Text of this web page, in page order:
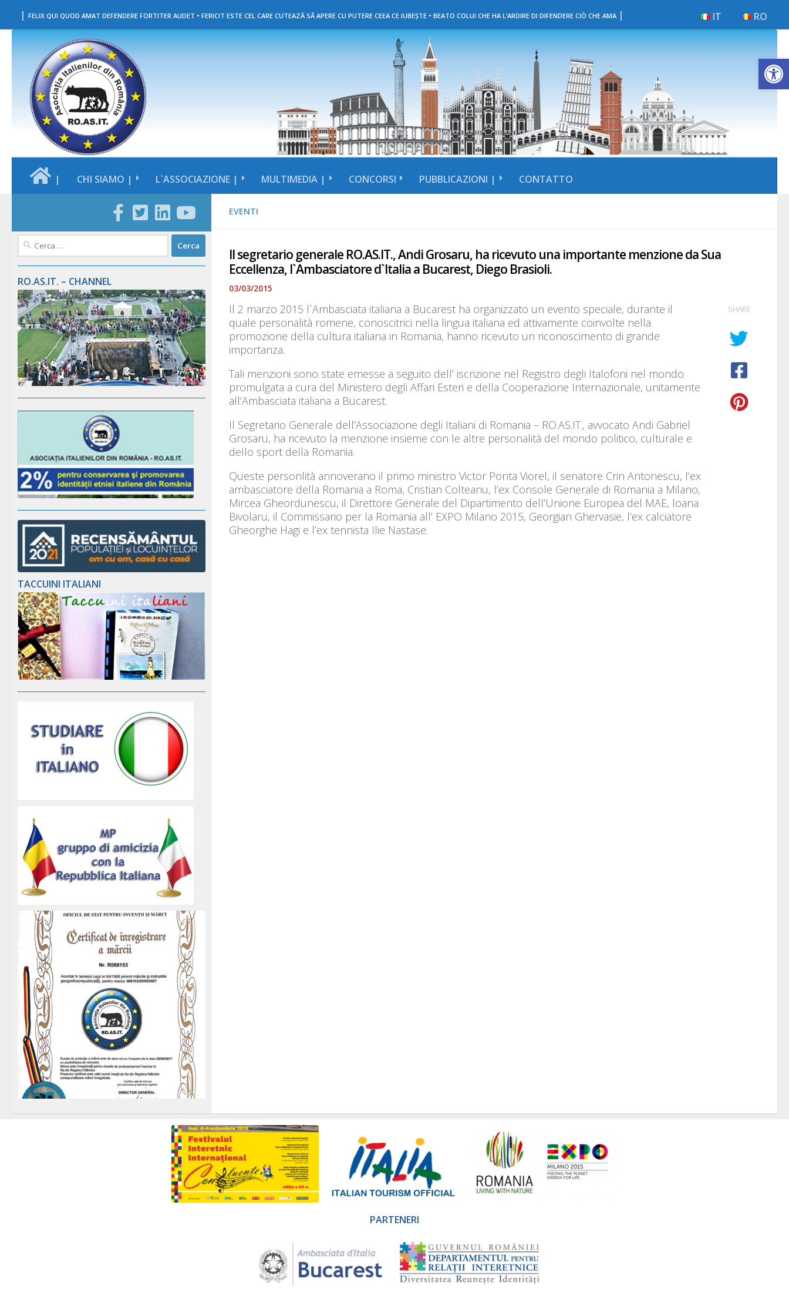
Apri la
Salta al contenuto
| FELIX QUI QUOD AMAT DEFENDERE FORTITER AUDET • FERICIT ESTE CEL CARE CUTEAZĂ SĂ APERE CU PUTERE CEEA CE IUBEȘTE • BEATO COLUI CHE HA L’ARDIRE DI DIFENDERE CIÒ CHE AMA | RO
IT
| CHI SIAMO | L`ASSOCIAZIONE | MULTIMEDIA | CONCORSI PUBBLICAZIONI | CONTATTO
EVENTI
Il segretario generale RO.AS.IT., Andi Grosaru, ha ricevuto una importante menzione da Sua
Eccellenza, l`Ambasciatore d`Italia a Bucarest, Diego Brasioli.
03/03/2015
Il 2 marzo 2015 l`Ambasciata italiana a Bucarest ha organizzato un evento speciale, durante il
quale personalità romene, conoscitrici nella lingua italiana ed attivamente coinvolte nella
promozione della cultura italiana in Romania, hanno ricevuto un riconoscimento di grande
importanza.
Tali menzioni sono state emesse a seguito dell’ iscrizione nel Registro degli Italofoni nel mondo
promulgata a cura del Ministero degli Affari Esteri e della Cooperazione Internazionale, unitamente
all’Ambasciata italiana a Bucarest.
Il Segretario Generale dell’Associazione degli Italiani di Romania – RO.AS.IT., avvocato Andi Gabriel
Grosaru, ha ricevuto la menzione insieme con le altre personalità del mondo politico, culturale e
dello sport della Romania.
Queste personlità annoverano il primo ministro Victor Ponta Viorel, il senatore Crin Antonescu, l’ex
ambasciatore della Romania a Roma, Cristian Colteanu, l’ex Console Generale di Romania a Milano,
Mircea Gheordunescu, il Direttore Generale del Dipartimento dell’Unione Europea del MAE, Ioana
Bivolaru, il Commissario per la Romania all’ EXPO Milano 2015, Georgian Ghervasie, l’ex calciatore
Gheorghe Hagi e l’ex tennista Ilie Nastase.
SHARE
Ricerca
RO.AS.IT. – CHANNEL
TACCUINI ITALIANI
PARTENERI